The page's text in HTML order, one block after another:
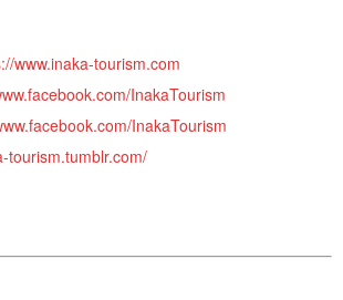
www.inaka-tourism.com
InakaTourism
InakaTourism
tourism.tumblr.com/